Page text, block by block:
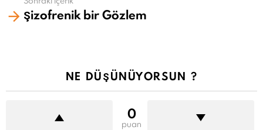
Şizofrenik bir Gözlem
NE DÜŞÜNÜYORSUN ?
0
puan